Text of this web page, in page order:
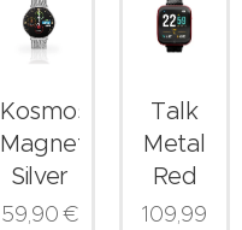
Kosmos-
Magnetic
Silver
59,90€
Talk
Metal
Red
109,99